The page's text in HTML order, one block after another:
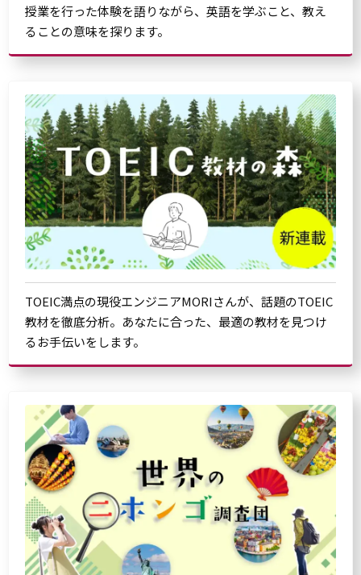
授業を行った体験を語りながら、英語を学ぶこと、教え
ることの意味を探ります。
TOEIC満点の現役エンジニアMORIさんが、話題のTOEIC
教材を徹底分析。あなたに合った、最適の教材を見つけ
るお手伝いをします。